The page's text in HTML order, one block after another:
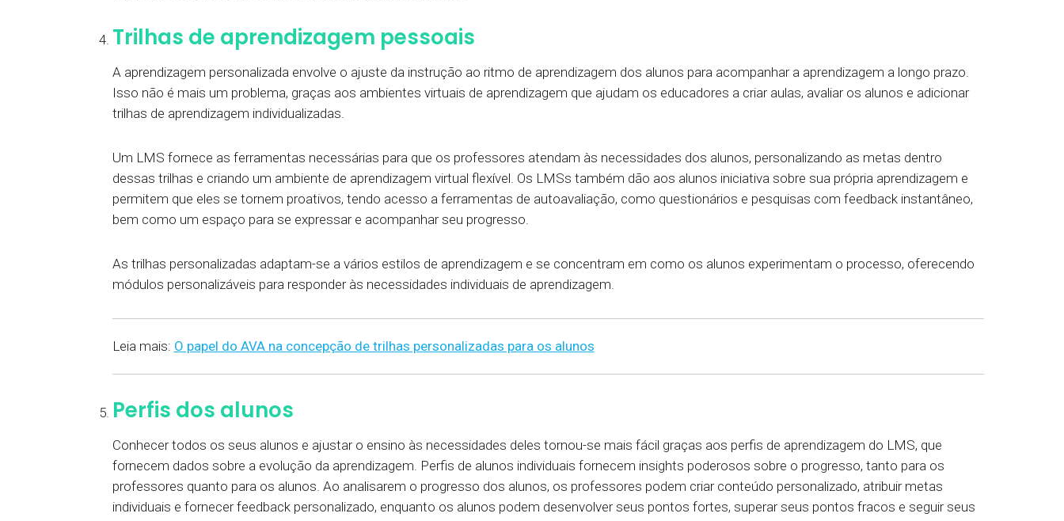
Trilhas de aprendizagem pessoais
A aprendizagem personalizada envolve o ajuste da instrução ao ritmo de aprendizagem dos alunos para acompanhar a aprendizagem a longo prazo.
Isso não é mais um problema, graças aos ambientes virtuais de aprendizagem que ajudam os educadores a criar aulas, avaliar os alunos e adicionar
trilhas de aprendizagem individualizadas.
Um LMS fornece as ferramentas necessárias para que os professores atendam às necessidades dos alunos, personalizando as metas dentro
dessas trilhas e criando um ambiente de aprendizagem virtual flexível. Os LMSs também dão aos alunos iniciativa sobre sua própria aprendizagem e
permitem que eles se tornem proativos, tendo acesso a ferramentas de autoavaliação, como questionários e pesquisas com feedback instantâneo,
bem como um espaço para se expressar e acompanhar seu progresso.
As trilhas personalizadas adaptam-se a vários estilos de aprendizagem e se concentram em como os alunos experimentam o processo, oferecendo
módulos personalizáveis para responder às necessidades individuais de aprendizagem.
Leia mais: O papel do AVA na concepção de trilhas personalizadas para os alunos
Perfis dos alunos
Conhecer todos os seus alunos e ajustar o ensino às necessidades deles tornou-se mais fácil graças aos perfis de aprendizagem do LMS, que
fornecem dados sobre a evolução da aprendizagem. Perfis de alunos individuais fornecem insights poderosos sobre o progresso, tanto para os
professores quanto para os alunos. Ao analisarem o progresso dos alunos, os professores podem criar conteúdo personalizado, atribuir metas
individuais e fornecer feedback personalizado, enquanto os alunos podem desenvolver seus pontos fortes, superar seus pontos fracos e seguir seus